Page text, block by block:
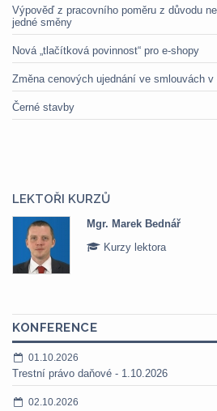
Výpověď z pracovního poměru z důvodu
jedné směny
Nová „tlačítková povinnost“ pro e-shopy
Změna cenových ujednání ve smlouvách v
Černé stavby
LEKTOŘI KURZŮ
Mgr. Marek Bednář
Kurzy lektora
KONFERENCE
01.10.2026
Trestní právo daňové - 1.10.2026
02.10.2026